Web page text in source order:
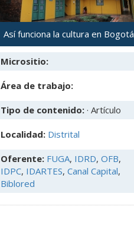
Así funciona la cultura en Bogotá
Micrositio:
Área de trabajo:
Tipo de contenido: · Artículo
Localidad: Distrital
Oferente: FUGA, IDRD, OFB,
IDPC, IDARTES, Canal Capital,
Biblored